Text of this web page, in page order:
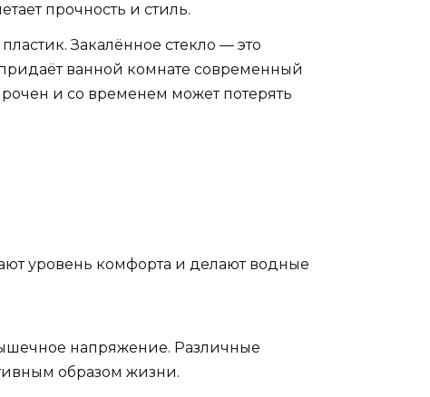
прочность и стиль.
Закалённое стекло — это
ванной комнате современный
и со временем может потерять
уровень комфорта и делают водные
напряжение. Различные
образом жизни.